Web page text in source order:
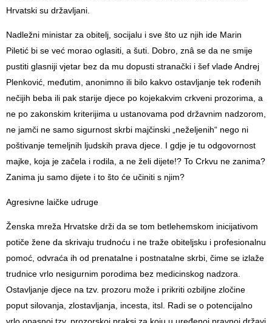
Hrvatski su državljani.
Nadležni ministar za obitelj, socijalu i sve što uz njih ide Marin
Piletić bi se već morao oglasiti, a šuti. Dobro, znâ se da ne smije
pustiti glasniji vjetar bez da mu dopusti stranački i šef vlade Andrej
Plenković, međutim, anonimno ili bilo kakvo ostavljanje tek rođenih
nečijih beba ili pak starije djece po kojekakvim crkveni prozorima, a
ne po zakonskim kriterijima u ustanovama pod državnim nadzorom,
ne jamči ne samo sigurnost skrbi majčinski „neželjenih“ nego ni
poštivanje temeljnih ljudskih prava djece. I gdje je tu odgovornost
majke, koja je začela i rodila, a ne želi dijete!? To Crkvu ne zanima?
Zanima ju samo dijete i to što će učiniti s njim?
Agresivne laičke udruge
Ženska mreža Hrvatske drži da se tom betlehemskom inicijativom
potiče žene da skrivaju trudnoću i ne traže obiteljsku i profesionalnu
pomoć, odvraća ih od prenatalne i postnatalne skrbi, čime se izlaže
trudnice vrlo nesigurnim porodima bez medicinskog nadzora.
Ostavljanje djece na tzv. prozoru može i prikriti ozbiljne zločine
poput silovanja, zlostavljanja, incesta, itsl. Radi se o potencijalno